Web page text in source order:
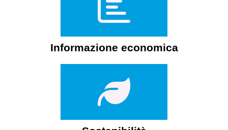
Informazione economica